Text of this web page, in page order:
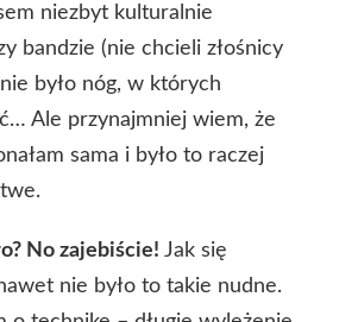
niezbyt kulturalnie
bandzie (nie chcieli złośnicy
było nóg, w których
Ale przynajmniej wiem, że
sama i było to raczej
No zajebiście! Jak się
nie było to takie nudne.